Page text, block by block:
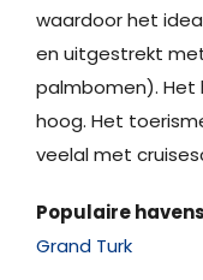
waardoor het
en uitgestrekt
palmbomen).
hoog. Het
veelal met
Populaire
Grand Turk